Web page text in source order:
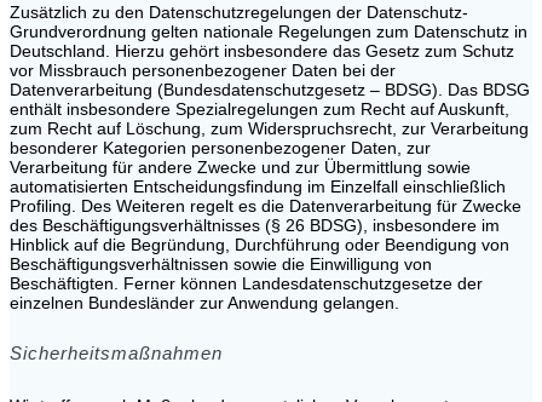
Zusätzlich zu den Datenschutzregelungen der Datenschutz-
Grundverordnung gelten nationale Regelungen zum Datenschutz in
Deutschland. Hierzu gehört insbesondere das Gesetz zum Schutz
vor Missbrauch personenbezogener Daten bei der
Datenverarbeitung (Bundesdatenschutzgesetz – BDSG). Das BDSG
enthält insbesondere Spezialregelungen zum Recht auf Auskunft,
zum Recht auf Löschung, zum Widerspruchsrecht, zur Verarbeitung
besonderer Kategorien personenbezogener Daten, zur
Verarbeitung für andere Zwecke und zur Übermittlung sowie
automatisierten Entscheidungsfindung im Einzelfall einschließlich
Profiling. Des Weiteren regelt es die Datenverarbeitung für Zwecke
des Beschäftigungsverhältnisses (§ 26 BDSG), insbesondere im
Hinblick auf die Begründung, Durchführung oder Beendigung von
Beschäftigungsverhältnissen sowie die Einwilligung von
Beschäftigten. Ferner können Landesdatenschutzgesetze der
einzelnen Bundesländer zur Anwendung gelangen.
Sicherheitsmaßnahmen